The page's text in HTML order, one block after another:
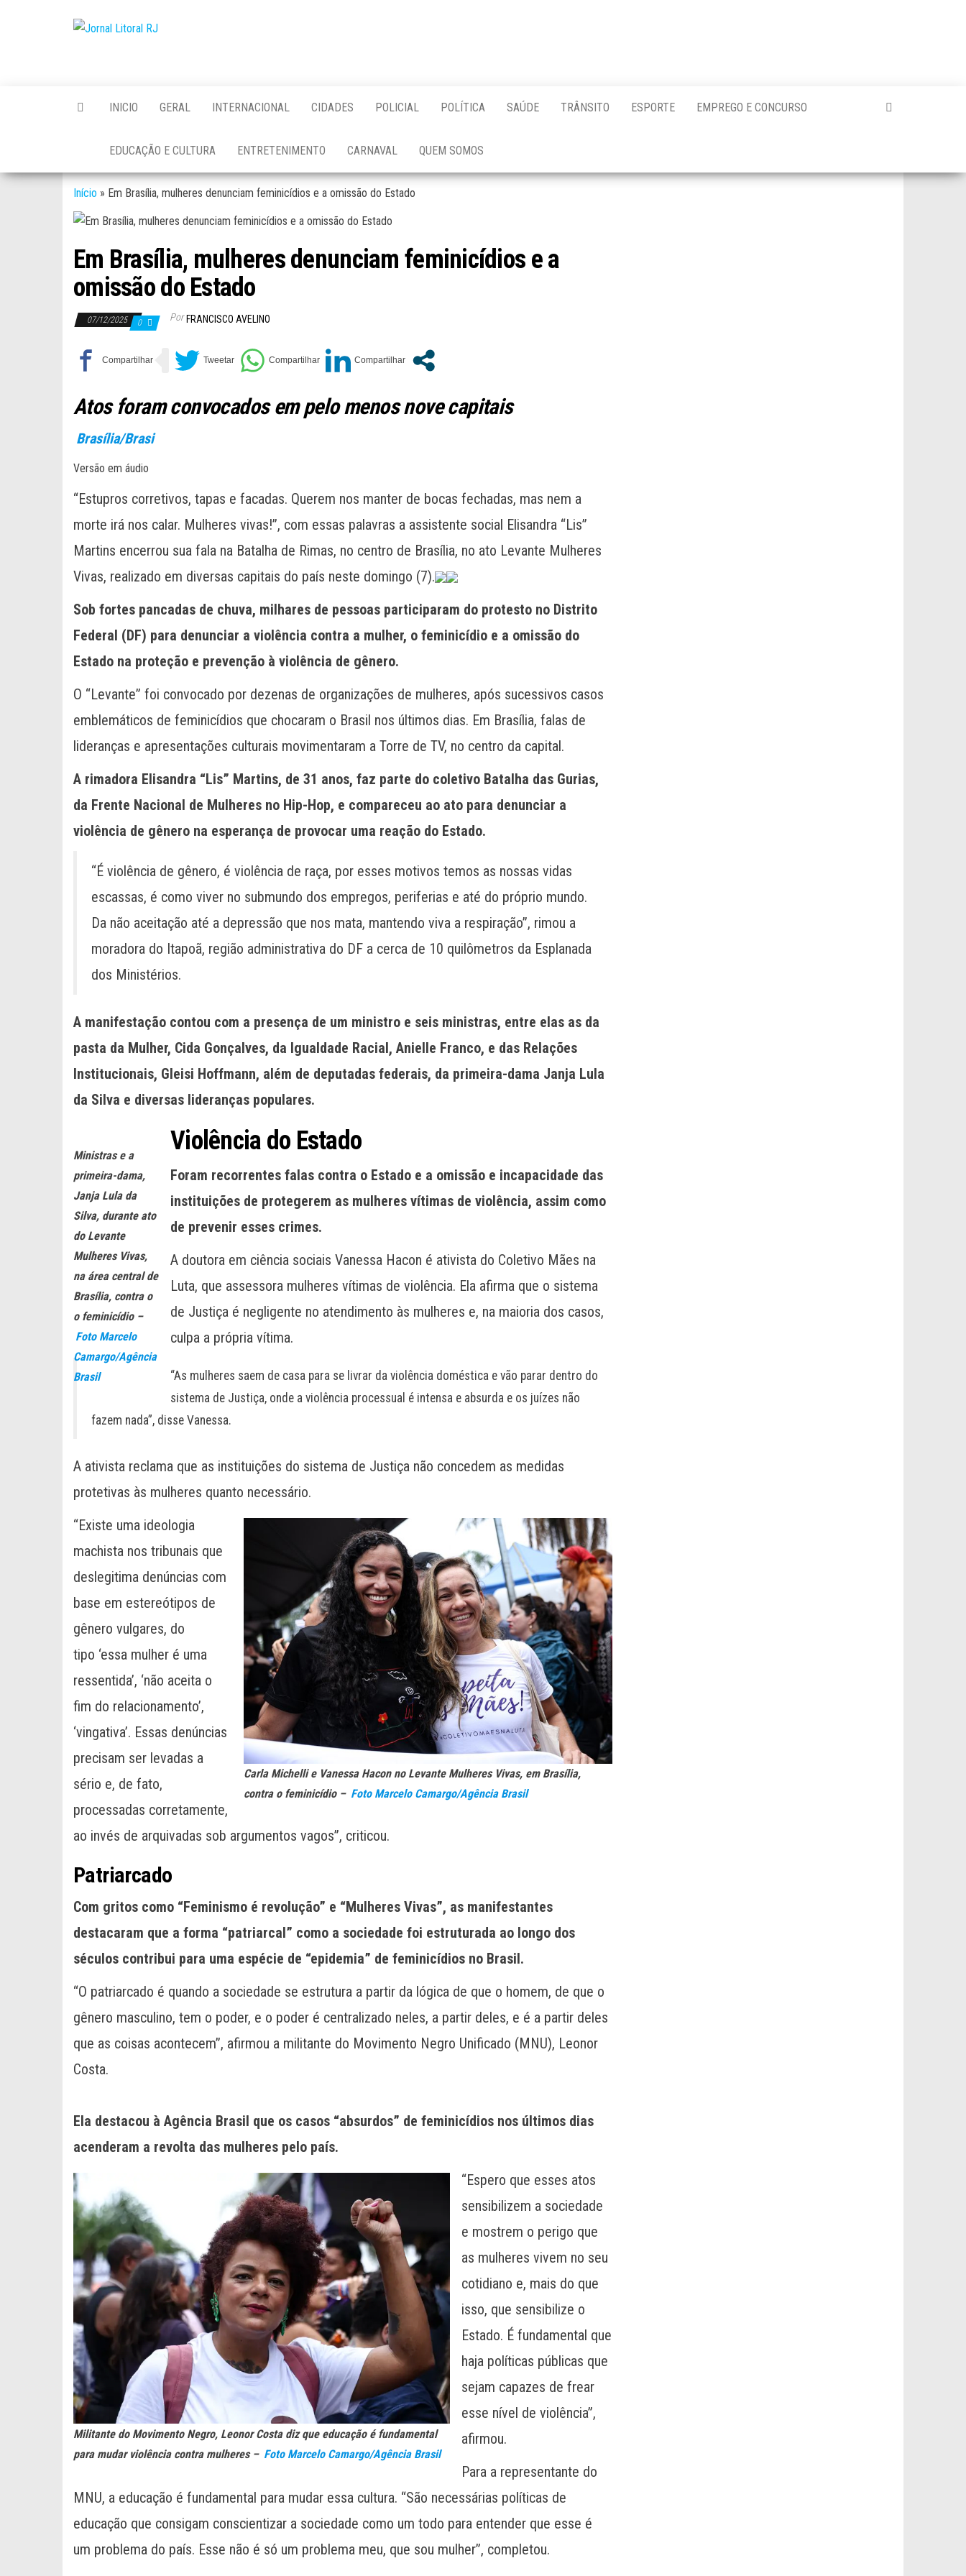
INICIO GERAL INTERNACIONAL CIDADES POLICIAL POLÍTICA SAÚDE TRÂNSITO ESPORTE EMPREGO E CONCURSO
EDUCAÇÃO E CULTURA ENTRETENIMENTO CARNAVAL QUEM SOMOS
Início » Em Brasília, mulheres denunciam feminicídios e a omissão do Estado
Em Brasília, mulheres denunciam feminicídios e a
omissão do Estado
07/12/2025 0 Por FRANCISCO AVELINO
Atos foram convocados em pelo menos nove capitais
Brasília/Brasi
Versão em áudio
“Estupros corretivos, tapas e facadas. Querem nos manter de bocas fechadas, mas nem a
morte irá nos calar. Mulheres vivas!”, com essas palavras a assistente social Elisandra “Lis”
Martins encerrou sua fala na Batalha de Rimas, no centro de Brasília, no ato Levante Mulheres
Vivas, realizado em diversas capitais do país neste domingo (7).
Sob fortes pancadas de chuva, milhares de pessoas participaram do protesto no Distrito
Federal (DF) para denunciar a violência contra a mulher, o feminicídio e a omissão do
Estado na proteção e prevenção à violência de gênero.
O “Levante” foi convocado por dezenas de organizações de mulheres, após sucessivos casos
emblemáticos de feminicídios que chocaram o Brasil nos últimos dias. Em Brasília, falas de
lideranças e apresentações culturais movimentaram a Torre de TV, no centro da capital.
A rimadora Elisandra “Lis” Martins, de 31 anos, faz parte do coletivo Batalha das Gurias,
da Frente Nacional de Mulheres no Hip-Hop, e compareceu ao ato para denunciar a
violência de gênero na esperança de provocar uma reação do Estado.
“É violência de gênero, é violência de raça, por esses motivos temos as nossas vidas
escassas, é como viver no submundo dos empregos, periferias e até do próprio mundo.
Da não aceitação até a depressão que nos mata, mantendo viva a respiração”, rimou a
moradora do Itapoã, região administrativa do DF a cerca de 10 quilômetros da Esplanada
dos Ministérios.
A manifestação contou com a presença de um ministro e seis ministras, entre elas as da
pasta da Mulher, Cida Gonçalves, da Igualdade Racial, Anielle Franco, e das Relações
Institucionais, Gleisi Hoffmann, além de deputadas federais, da primeira-dama Janja Lula
da Silva e diversas lideranças populares.
Ministras e a
primeira-dama,
Janja Lula da
Silva, durante ato
do Levante
Mulheres Vivas,
na área central de
Brasília, contra o
o feminicídio –
Foto Marcelo
Camargo/Agência
Brasil
Violência do Estado
Foram recorrentes falas contra o Estado e a omissão e incapacidade das
instituições de protegerem as mulheres vítimas de violência, assim como
de prevenir esses crimes.
A doutora em ciência sociais Vanessa Hacon é ativista do Coletivo Mães na
Luta, que assessora mulheres vítimas de violência. Ela afirma que o sistema
de Justiça é negligente no atendimento às mulheres e, na maioria dos casos,
culpa a própria vítima.
“As mulheres saem de casa para se livrar da violência doméstica e vão parar dentro do
sistema de Justiça, onde a violência processual é intensa e absurda e os juízes não
fazem nada”, disse Vanessa.
A ativista reclama que as instituições do sistema de Justiça não concedem as medidas
protetivas às mulheres quanto necessário.
Carla Michelli e Vanessa Hacon no Levante Mulheres Vivas, em Brasília,
contra o feminicídio – Foto Marcelo Camargo/Agência Brasil
“Existe uma ideologia
machista nos tribunais que
deslegitima denúncias com
base em estereótipos de
gênero vulgares, do
tipo ‘essa mulher é uma
ressentida’, ‘não aceita o
fim do relacionamento’,
‘vingativa’. Essas denúncias
precisam ser levadas a
sério e, de fato,
processadas corretamente,
ao invés de arquivadas sob argumentos vagos”, criticou.
Patriarcado
Com gritos como “Feminismo é revolução” e “Mulheres Vivas”, as manifestantes
destacaram que a forma “patriarcal” como a sociedade foi estruturada ao longo dos
séculos contribui para uma espécie de “epidemia” de feminicídios no Brasil.
“O patriarcado é quando a sociedade se estrutura a partir da lógica de que o homem, de que o
gênero masculino, tem o poder, e o poder é centralizado neles, a partir deles, e é a partir deles
que as coisas acontecem”, afirmou a militante do Movimento Negro Unificado (MNU), Leonor
Costa.
Ela destacou à Agência Brasil que os casos “absurdos” de feminicídios nos últimos dias
acenderam a revolta das mulheres pelo país.
Militante do Movimento Negro, Leonor Costa diz que educação é fundamental
para mudar violência contra mulheres – Foto Marcelo Camargo/Agência Brasil
“Espero que esses atos
sensibilizem a sociedade
e mostrem o perigo que
as mulheres vivem no seu
cotidiano e, mais do que
isso, que sensibilize o
Estado. É fundamental que
haja políticas públicas que
sejam capazes de frear
esse nível de violência”,
afirmou.
Para a representante do
MNU, a educação é fundamental para mudar essa cultura. “São necessárias políticas de
educação que consigam conscientizar a sociedade como um todo para entender que esse é
um problema do país. Esse não é só um problema meu, que sou mulher”, completou.